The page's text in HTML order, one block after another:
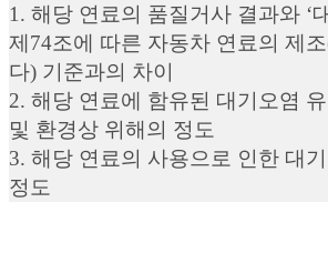
1. 해당 연료의 품질거사 결과와 ‘
제74조에 따른 자동차 연료의 제
다) 기준과의 차이
2. 해당 연료에 함유된 대기오염
및 환경상 위해의 정도
3. 해당 연료의 사용으로 인한 대
정도